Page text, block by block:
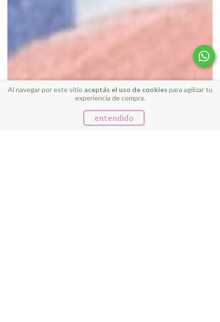
Al navegar por este sitio aceptás el uso de cookies para agilizar tu
experiencia de compra.
entendido